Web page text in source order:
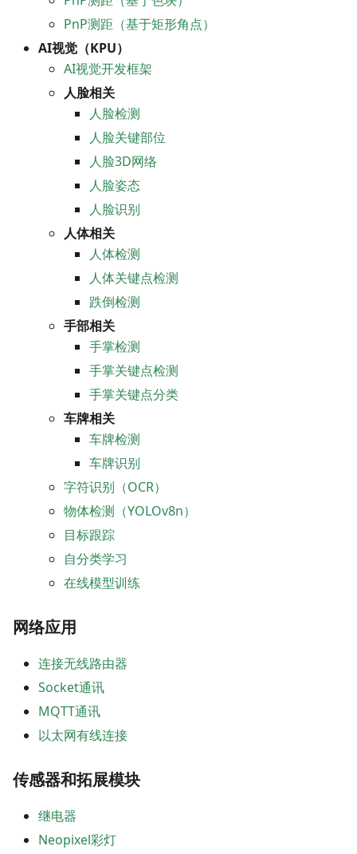
PnP测距（基于矩形角点）
AI视觉（KPU）
AI视觉开发框架
人脸相关
人脸检测
人脸关键部位
人脸3D网络
人脸姿态
人脸识别
人体相关
人体检测
人体关键点检测
跌倒检测
手部相关
手掌检测
手掌关键点检测
手掌关键点分类
车牌相关
车牌检测
车牌识别
字符识别（OCR）
物体检测（YOLOv8n）
目标跟踪
自分类学习
在线模型训练
网络应用
连接无线路由器
Socket通讯
MQTT通讯
以太网有线连接
传感器和拓展模块
继电器
Neopixel彩灯